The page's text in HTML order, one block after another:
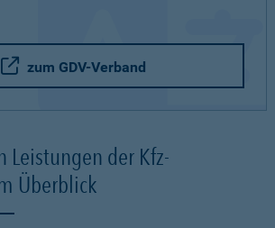
zum GDV-Verband
Leistungen der Kfz-
Überblick